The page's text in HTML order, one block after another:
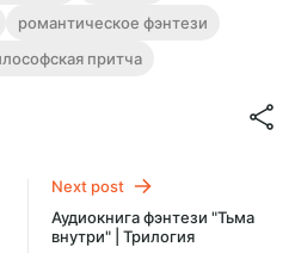
SUBSCRIBE
романтическое фэнтези
притча
Next post
Аудиокнига фэнтези "Тьма
внутри" | Трилогия